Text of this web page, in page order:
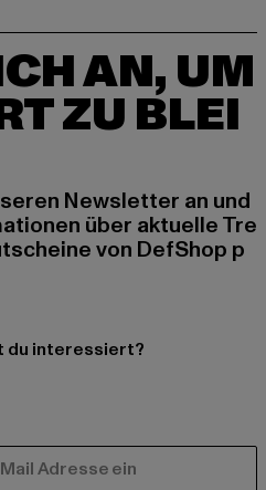
AN, UM
ZU BLEI
Newsletter an und
über aktuelle Tre
von DefShop p
du interessiert?